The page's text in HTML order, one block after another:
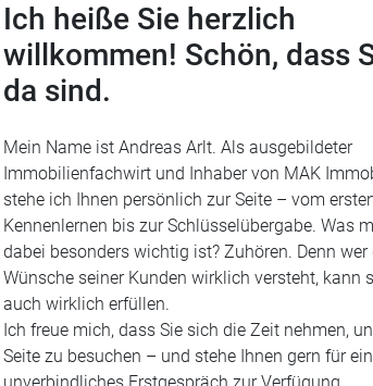
Ich heiße Sie herzlich
willkommen! Schön, dass
da sind.
Mein Name ist Andreas Arlt. Als ausgebildeter
Immobilienfachwirt und Inhaber von MAK
stehe ich Ihnen persönlich zur Seite – vom
Kennenlernen bis zur Schlüsselübergabe. Was
dabei besonders wichtig ist? Zuhören. Denn wer
Wünsche seiner Kunden wirklich versteht, kann
auch wirklich erfüllen.
Ich freue mich, dass Sie sich die Zeit nehmen,
Seite zu besuchen – und stehe Ihnen gern für ein